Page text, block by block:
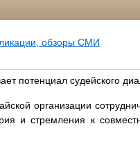
обзоры СМИ
потенциал судейского
организации
и стремления к